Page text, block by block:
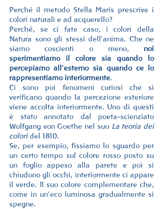
Perché il metodo Stella Maris prescrive i
colori naturali e ad acquerello?
Perché, se ci fate caso, i colori della
Natura sono gli stessi dell’anima. Che ne
siamo coscienti o meno, noi
sperimentiamo il colore sia quando lo
percepiamo all’esterno sia quando ce lo
rappresentiamo interiormente.
Ci sono poi fenomeni curiosi che si
verificano quando la percezione esteriore
viene accolta interiormente. Uno di questi
è stato annotato dal poeta-scienziato
Wolfgang von Goethe nel suo La teoria dei
colori del 1810.
Se, per esempio, fissiamo lo sguardo per
un certo tempo sul colore rosso posto su
un foglio appeso alla parete e poi si
chiudono gli occhi, interiormente ci appare
il verde. Il suo colore complementare che,
come in un’eco luminosa gradualmente si
spegne.